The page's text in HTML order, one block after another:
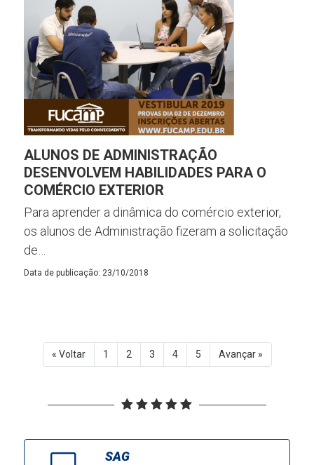
ALUNOS DE ADMINISTRAÇÃO
DESENVOLVEM HABILIDADES PARA O
COMÉRCIO EXTERIOR
Para aprender a dinâmica do comércio exterior,
os alunos de Administração fizeram a solicitação
de…
Data de publicação: 23/10/2018
« Voltar 1 2 3 4 5 Avançar »
SAG